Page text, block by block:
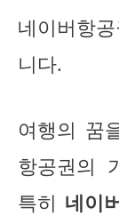
네이버항
니다.
여행의 꿈
항공권의
특히 네이